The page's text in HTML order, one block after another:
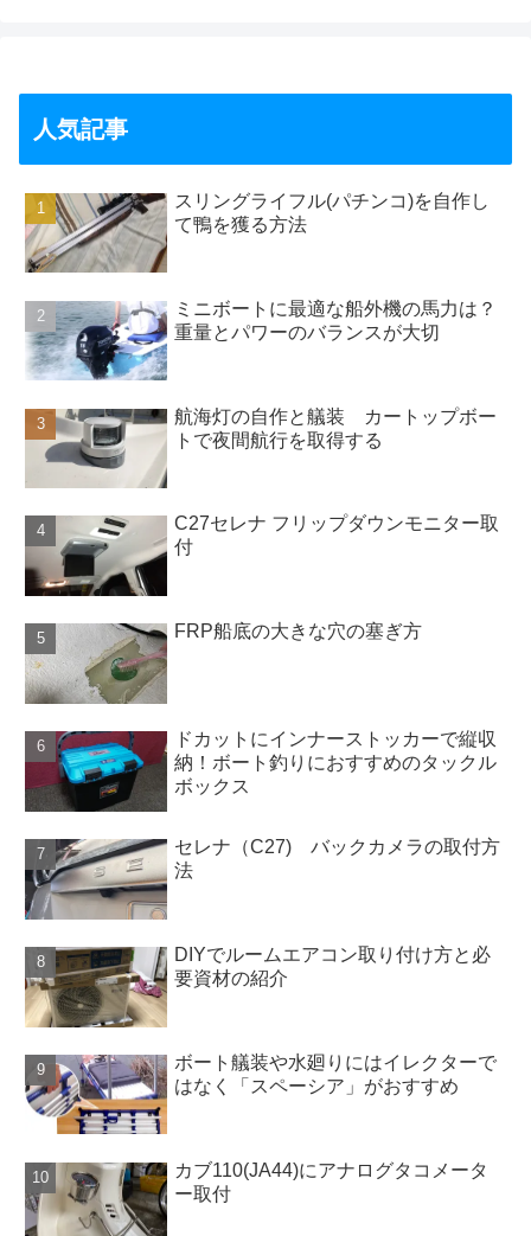
人気記事
スリングライフル(パチンコ)を自作し
て鴨を獲る方法
ミニボートに最適な船外機の馬力は？
重量とパワーのバランスが大切
航海灯の自作と艤装 カートップボー
トで夜間航行を取得する
C27セレナ フリップダウンモニター取
付
FRP船底の大きな穴の塞ぎ方
ドカットにインナーストッカーで縦収
納！ボート釣りにおすすめのタックル
ボックス
セレナ（C27) バックカメラの取付方
法
DIYでルームエアコン取り付け方と必
要資材の紹介
ボート艤装や水廻りにはイレクターで
はなく「スペーシア」がおすすめ
カブ110(JA44)にアナログタコメータ
ー取付